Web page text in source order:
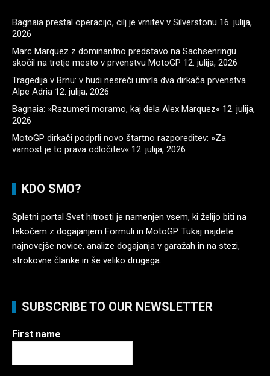
Bagnaia prestal operacijo, cilj je vrnitev v Silverstonu 16. julija,
2026
Marc Marquez z dominantno predstavo na Sachsenringu
skočil na tretje mesto v prvenstvu MotoGP 12. julija, 2026
Tragedija v Brnu: v hudi nesreči umrla dva dirkača prvenstva
Alpe Adria 12. julija, 2026
Bagnaia: »Razumeti moramo, kaj dela Alex Marquez« 12. julija,
2026
MotoGP dirkači podprli novo štartno razporeditev: »Za
varnost je to prava odločitev« 12. julija, 2026
KDO SMO?
Spletni portal Svet hitrosti je namenjen vsem, ki želijo biti na
tekočem z dogajanjem Formuli in MotoGP. Tukaj najdete
najnovejše novice, analize dogajanja v garažah in na stezi,
strokovne članke in še veliko drugega.
SUBSCRIBE TO OUR NEWSLETTER
First name